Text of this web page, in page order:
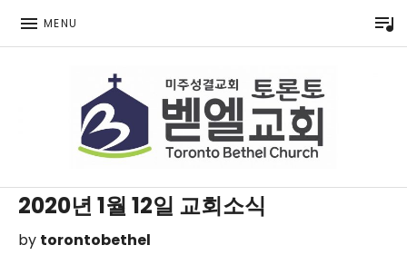
MENU
2020년 1월 12일 교회소식
by torontobethel